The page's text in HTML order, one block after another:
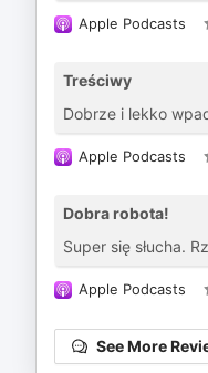
Apple Podcasts
Treściwy
Dobrze i lekko
Apple Podcasts
Dobra robota!
Super się słucha.
Apple Podcasts
See More